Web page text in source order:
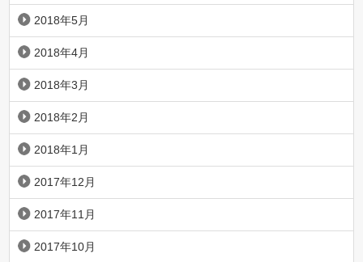
2018年5月
2018年4月
2018年3月
2018年2月
2018年1月
2017年12月
2017年11月
2017年10月